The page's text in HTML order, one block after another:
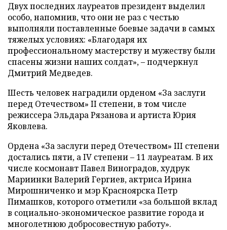
Двух последних лауреатов президент выделил
особо, напомнив, что они не раз с честью
выполняли поставленные боевые задачи в самых
тяжелых условиях: «Благодаря их
профессиональному мастерству и мужеству были
спасены жизни наших солдат», – подчеркнул
Дмитрий Медведев.
Шесть человек наградили орденом «За заслуги
перед Отечеством» II степени, в том числе
режиссера Эльдара Рязанова и артиста Юрия
Яковлева.
Ордена «За заслуги перед Отечеством» III степени
достались пяти, а IV степени – 11 лауреатам. В их
числе космонавт Павел Виноградов, худрук
Мариинки Валерий Гергиев, актриса Ирина
Мирошниченко и мэр Красноярска Петр
Пимашков, которого отметили «за большой вклад
в социально-экономическое развитие города и
многолетнюю добросовестную работу».